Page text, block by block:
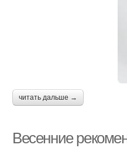
читать дальше →
Весенние